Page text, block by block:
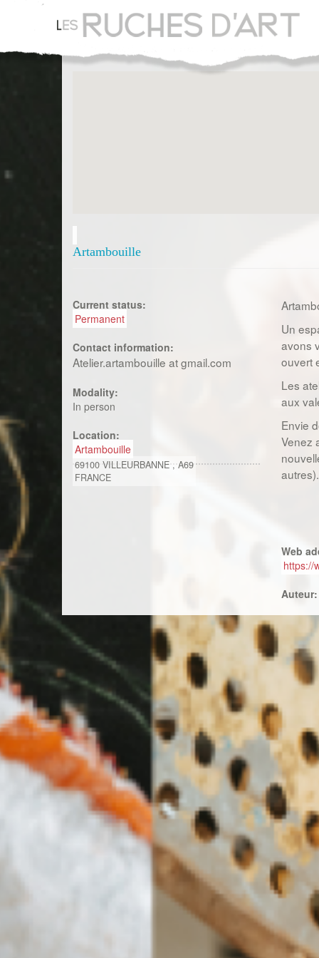
principal
Artambouille
Current status:
Permanent
Contact information:
Atelier.artambouille at gmail.com
Modality:
In person
Location:
Artambouille
69100 VILLEURBANNE,A69
FRANCE
Un
avons
ouvert
Les
aux
Envie
Venez
autres).
Web
https://
Auteur: